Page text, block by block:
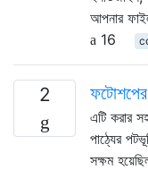
আপনার
16
2
এটি করার
পাঠ্যের
সক্ষম